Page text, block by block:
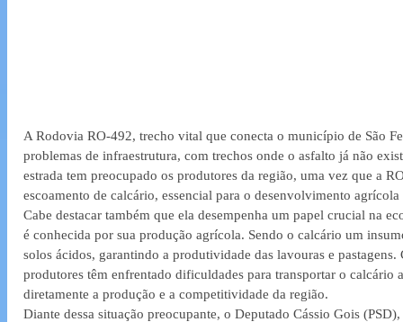
A Rodovia RO-492, trecho vital que conecta o município de São
problemas de infraestrutura, com trechos onde o asfalto já não
estrada tem preocupado os produtores da região, uma vez que a
escoamento de calcário, essencial para o desenvolvimento
Cabe destacar também que ela desempenha um papel crucial na
é conhecida por sua produção agrícola. Sendo o calcário um
solos ácidos, garantindo a produtividade das lavouras e
produtores têm enfrentado dificuldades para transportar o calcário
diretamente a produção e a competitividade da região.
Diante dessa situação preocupante, o Deputado Cássio Gois